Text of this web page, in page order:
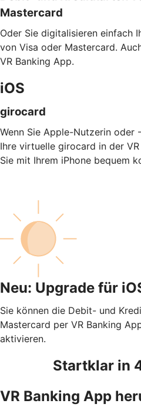
Mastercard
Oder Sie digitalisieren einfach
von Visa oder Mastercard.
VR Banking App.
iOS
girocard
Wenn Sie Apple-Nutzerin oder
Ihre virtuelle girocard in der
Sie mit Ihrem iPhone bequem
Neu: Upgrade für
Sie können die Debit- und
Mastercard per VR Banking
aktivieren.
Startklar in
VR Banking App